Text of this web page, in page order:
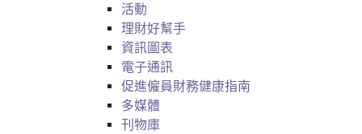
活動
理財好幫手
資訊圖表
電子通訊
促進僱員財務健康指南
多媒體
刊物庫